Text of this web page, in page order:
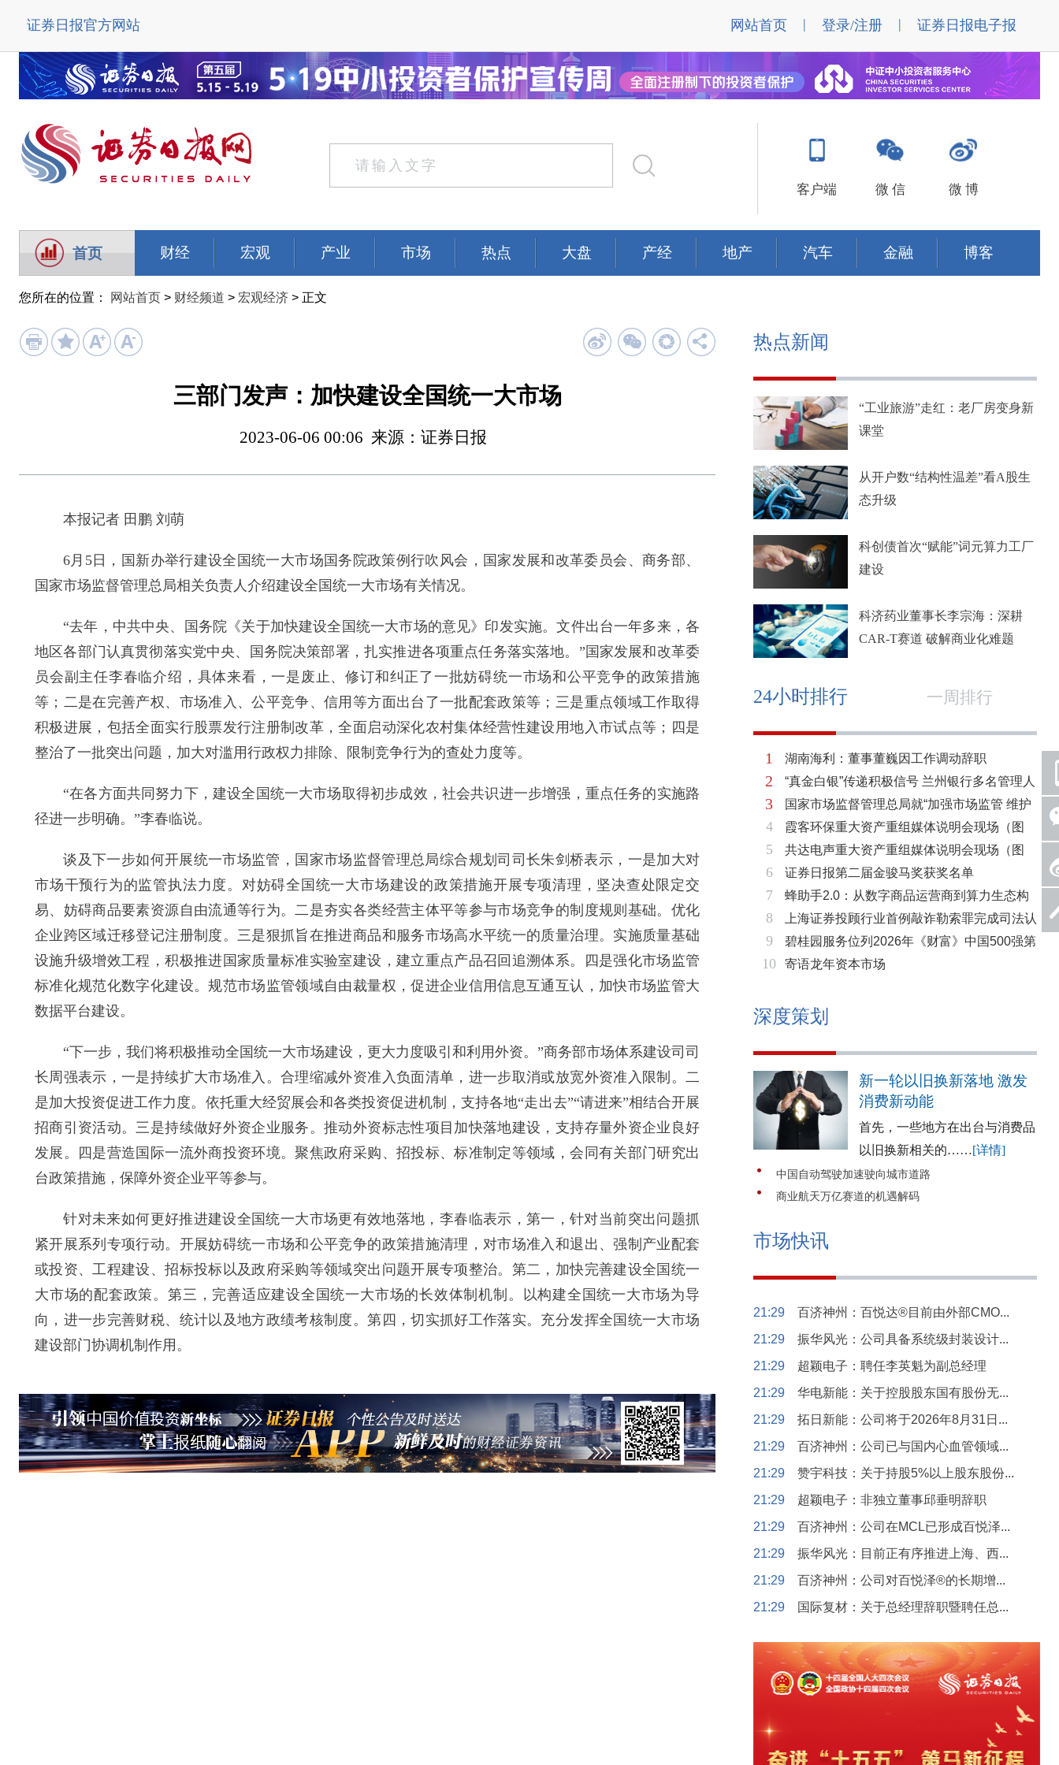
证券日报官方网站 网站首页 | 登录/注册 | 证券日报电子报
客户端 微 信 微 博
首页 财经 宏观 产业 市场 热点 大盘 产经 地产 汽车 金融 博客
您所在的位置： 网站首页 > 财经频道 > 宏观经济 > 正文
三部门发声：加快建设全国统一大市场
2023-06-06 00:06 来源：证券日报
本报记者 田鹏 刘萌
6月5日，国新办举行建设全国统一大市场国务院政策例行吹风会，国家发展和改革委员会、商务部、
国家市场监督管理总局相关负责人介绍建设全国统一大市场有关情况。
“去年，中共中央、国务院《关于加快建设全国统一大市场的意见》印发实施。文件出台一年多来，各
地区各部门认真贯彻落实党中央、国务院决策部署，扎实推进各项重点任务落实落地。”国家发展和改革委
员会副主任李春临介绍，具体来看，一是废止、修订和纠正了一批妨碍统一市场和公平竞争的政策措施
等；二是在完善产权、市场准入、公平竞争、信用等方面出台了一批配套政策等；三是重点领域工作取得
积极进展，包括全面实行股票发行注册制改革，全面启动深化农村集体经营性建设用地入市试点等；四是
整治了一批突出问题，加大对滥用行政权力排除、限制竞争行为的查处力度等。
“在各方面共同努力下，建设全国统一大市场取得初步成效，社会共识进一步增强，重点任务的实施路
径进一步明确。”李春临说。
谈及下一步如何开展统一市场监管，国家市场监督管理总局综合规划司司长朱剑桥表示，一是加大对
市场干预行为的监管执法力度。对妨碍全国统一大市场建设的政策措施开展专项清理，坚决查处限定交
易、妨碍商品要素资源自由流通等行为。二是夯实各类经营主体平等参与市场竞争的制度规则基础。优化
企业跨区域迁移登记注册制度。三是狠抓旨在推进商品和服务市场高水平统一的质量治理。实施质量基础
设施升级增效工程，积极推进国家质量标准实验室建设，建立重点产品召回追溯体系。四是强化市场监管
标准化规范化数字化建设。规范市场监管领域自由裁量权，促进企业信用信息互通互认，加快市场监管大
数据平台建设。
“下一步，我们将积极推动全国统一大市场建设，更大力度吸引和利用外资。”商务部市场体系建设司司
长周强表示，一是持续扩大市场准入。合理缩减外资准入负面清单，进一步取消或放宽外资准入限制。二
是加大投资促进工作力度。依托重大经贸展会和各类投资促进机制，支持各地“走出去”“请进来”相结合开展
招商引资活动。三是持续做好外资企业服务。推动外资标志性项目加快落地建设，支持存量外资企业良好
发展。四是营造国际一流外商投资环境。聚焦政府采购、招投标、标准制定等领域，会同有关部门研究出
台政策措施，保障外资企业平等参与。
针对未来如何更好推进建设全国统一大市场更有效地落地，李春临表示，第一，针对当前突出问题抓
紧开展系列专项行动。开展妨碍统一市场和公平竞争的政策措施清理，对市场准入和退出、强制产业配套
或投资、工程建设、招标投标以及政府采购等领域突出问题开展专项整治。第二，加快完善建设全国统一
大市场的配套政策。第三，完善适应建设全国统一大市场的长效体制机制。以构建全国统一大市场为导
向，进一步完善财税、统计以及地方政绩考核制度。第四，切实抓好工作落实。充分发挥全国统一大市场
建设部门协调机制作用。
热点新闻
“工业旅游”走红：老厂房变身新
课堂
从开户数“结构性温差”看A股生
态升级
科创债首次“赋能”词元算力工厂
建设
科济药业董事长李宗海：深耕
CAR-T赛道 破解商业化难题
24小时排行 一周排行
1
2
3
4
5
6
7
8
9
10
湖南海利：董事董巍因工作调动辞职
“真金白银”传递积极信号 兰州银行多名管理人
员拟增持公司股份不低于600万元
国家市场监督管理总局就“加强市场监管 维护
市场秩序”答记者问
霞客环保重大资产重组媒体说明会现场（图
片）
共达电声重大资产重组媒体说明会现场（图
片）
证券日报第二届金骏马奖获奖名单
蜂助手2.0：从数字商品运营商到算力生态构
建者的跃迁
上海证券投顾行业首例敲诈勒索罪完成司法认
定 司法机关重拳打击“职业索赔人”
碧桂园服务位列2026年《财富》中国500强第
321位 排名稳步上升彰显发展韧性
寄语龙年资本市场
深度策划
新一轮以旧换新落地 激发
消费新动能
首先，一些地方在出台与消费品
以旧换新相关的……[详情]
中国自动驾驶加速驶向城市道路
商业航天万亿赛道的机遇解码
市场快讯
21:29
百济神州：百悦达®目前由外部CMO...
21:29
振华风光：公司具备系统级封装设计...
21:29
超颖电子：聘任李英魁为副总经理
21:29
华电新能：关于控股股东国有股份无...
21:29
拓日新能：公司将于2026年8月31日...
21:29
百济神州：公司已与国内心血管领域...
21:29
赞宇科技：关于持股5%以上股东股份...
21:29
超颖电子：非独立董事邱垂明辞职
21:29
百济神州：公司在MCL已形成百悦泽...
21:29
振华风光：目前正有序推进上海、西...
21:29
百济神州：公司对百悦泽®的长期增...
21:29
国际复材：关于总经理辞职暨聘任总...